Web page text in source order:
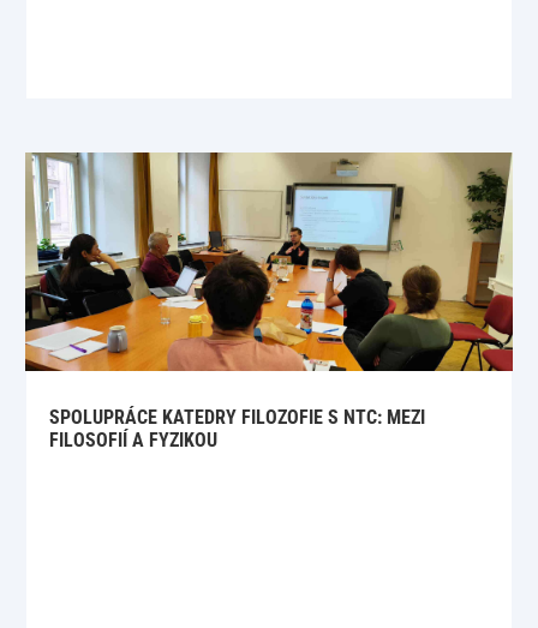
SPOLUPRÁCE KATEDRY FILOZOFIE S NTC: MEZI
FILOSOFIÍ A FYZIKOU